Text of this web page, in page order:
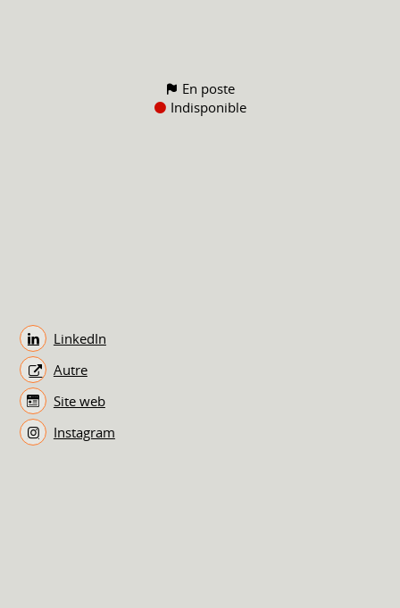
En poste
Indisponible
LinkedIn
Autre
Site web
Instagram